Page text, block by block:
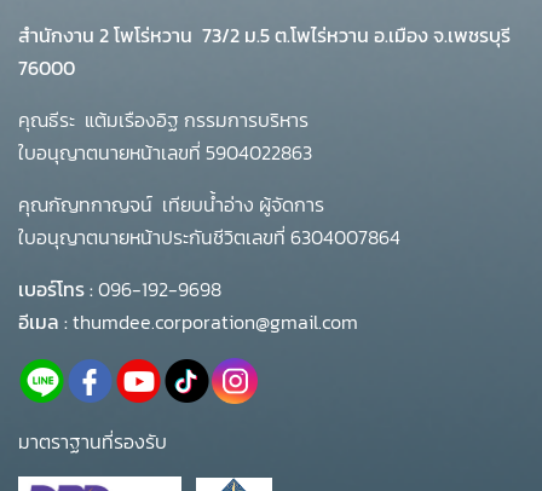
สำนักงาน 2 โพโร่หวาน 73/2 ม.5 ต.โพไร่หวาน อ.เมือง จ.เพชรบุรี
76000
คุณธีระ แต้มเรืองอิฐ กรรมการบริหาร
ใบอนุญาตนายหน้าเลขที่ 5904022863
คุณกัญทกาญจน์ เทียบน้ำอ่าง ผู้จัดการ
ใบอนุญาตนายหน้าประกันชีวิตเลขที่ 6304007864
เบอร์โทร :096-192-9698
อีเมล :thumdee.corporation@gmail.com
มาตราฐานที่รองรับ